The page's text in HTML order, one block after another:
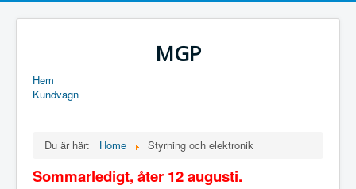
MGP
Hem
Kundvagn
Du är här: Home Styrning och elektronik
Sommarledigt, åter 12 augusti.